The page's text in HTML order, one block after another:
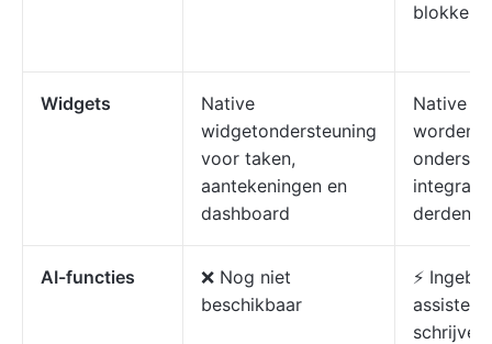
blokken
Widgets
Native
widgetondersteuning
voor taken,
aantekeningen en
dashboard
Native
worden
derden
AI-functies
❌ Nog niet
beschikbaar
⚡
schrijven,